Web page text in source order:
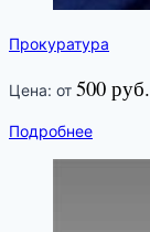
Прокуратура
Цена: от 500 руб.
Подробнее